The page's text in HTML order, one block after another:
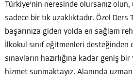
Türkiye’nin neresinde olursanız
sadece bir tık uzaklıktadır. Özel
başarınıza giden yolda en sağlam
İlkokul sınıf eğitmenleri desteğinden
sınavların hazırlığına kadar geniş
hizmet sunmaktayız. Alanında